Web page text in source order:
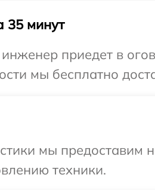
35 минут
приедет в
мы бесплатно
мы предоставим
техники.